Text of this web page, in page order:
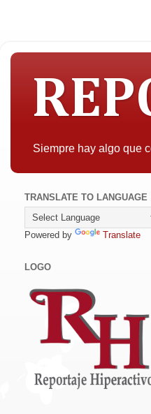
Siempre hay algo que
pueda interesar, la
TRANSLATE TO LANGUAGE
Powered by Translate
LOGO